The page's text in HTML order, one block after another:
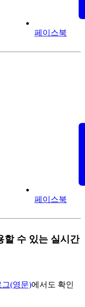
페이스북
페이스북
할 수 있는 실시간
그(영문)에서도 확인